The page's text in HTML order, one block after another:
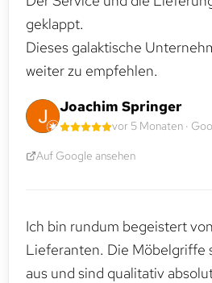
geklappt.
Dieses galaktische
weiter zu empfehlen.
Joachim Springer
vor 5 Monaten ·
Auf Google ansehen
Ich bin rundum begeistert
Lieferanten. Die Möbelgriffe
aus und sind qualitativ